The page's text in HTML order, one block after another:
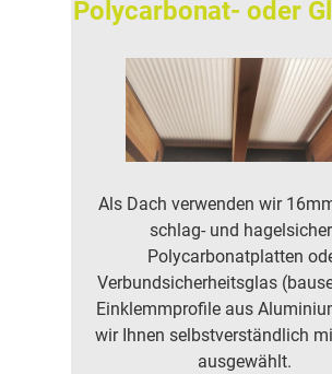
Polycarbonat- oder
Als Dach verwenden wir
schlag- und
Polycarbonatplatten
Verbundsicherheitsglas
Einklemmprofile aus
wir Ihnen selbstverständlich
ausgewählt.